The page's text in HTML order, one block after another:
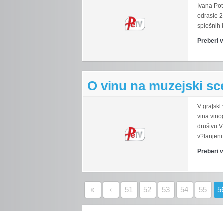
Ivana
odrasle
splošnih
Preberi
O vinu na muzejski
V grajski
vina
društvu
v?lanjeni
Preberi
« ‹ 51 52 53 54 55